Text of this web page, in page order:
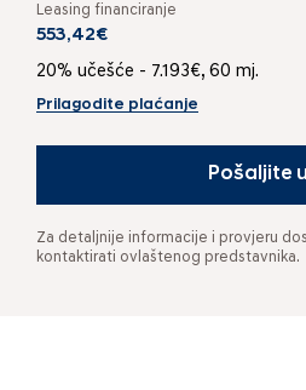
Leasing financiranje
553,42€
20% učešće - 7.193€, 60 mj.
Prilagodite plaćanje
Pošaljite
Za detaljnije informacije i provjeru
kontaktirati ovlaštenog predstavnika.